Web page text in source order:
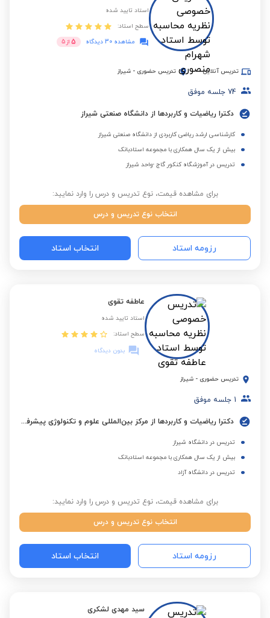
استاد تایید شده
سطح استاد:
مشاهده 30 دیدگاه
5 از 5
تدریس آنلاین تدریس حضوری - شیراز
74 جلسه موفق
دکترا ریاضیات و کاربردها از دانشگاه صنعتی شیراز
کارشناسی ارشد ریاضی کاربردی از دانشگاه صنعتی شیراز
بیش از یک سال همکاری با مجموعه استادبانک
تدریس در آموزشگاه کنکور گاج -واحد شیراز
برای مشاهده قیمت، نوع تدریس و درس را وارد نمایید:
انتخاب نوع تدریس و درس
رزومه استاد انتخاب استاد
عاطفه تقوی
استاد تایید شده
سطح استاد:
بدون دیدگاه
تدریس حضوری - شیراز
1 جلسه موفق
دکترا ریاضیات و کاربردها از مرکز بین‌المللی علوم و تکنولوژی پیشرفته و علوم محیطی کرمان
تدریس در دانشگاه شیراز
بیش از یک سال همکاری با مجموعه استادبانک
تدریس در دانشگاه آزاد
برای مشاهده قیمت، نوع تدریس و درس را وارد نمایید:
انتخاب نوع تدریس و درس
رزومه استاد انتخاب استاد
سید مهدی لشکری